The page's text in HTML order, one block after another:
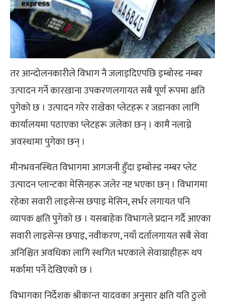
तर आन्दोलनकारीले विभाग नै जलाइदिएपछि इम्बोस्ड नम्बर
उत्पादन गर्ने कारखाना उपकरणलगायत सबै पूर्ण रूपमा क्षति
पुगेको छ । उत्पादन गरेर राखेका प्लेटहरू र जडानका लागि
कार्यालयमा पठाएका प्लेटहरू जलेका छन् । कामै नलाग्ने
अवस्थामा पुगेका छन् ।
मीनभवनस्थित विभागमा आगजनी हुँदा इम्बोस्ड नम्बर प्लेट
उत्पादन प्लान्टका मेसिनहरू जलेर नष्ट भएका छन् । विभागमा
रहेका सवारी लाइसेन्स छपाइ मेसिन, सर्भर लगायत पनि
व्यापक क्षति पुगेको छ । यसबाहेक विभागले प्रदान गर्दै आएका
सवारी लाइसेन्स छपाइ, नवीकरण, नयाँ दर्तालगायत सबै सेवा
अनिश्चित अवधिका लागि स्थगित भएकाले सेवाग्राहीहरू थप
मर्कामा पर्ने देखिएको छ ।
विभागका निर्देशक श्रीकान्त यादवका अनुसार क्षति यति ठुलो